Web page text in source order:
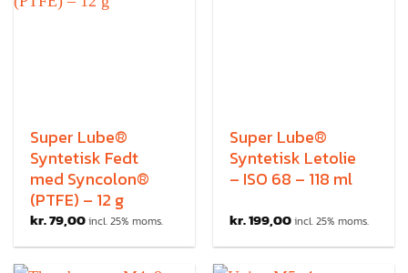
Super Lube®
Syntetisk Fedt
med Syncolon®
(PTFE) – 12 g
kr.79,00incl. 25% moms.
Super Lube®
Syntetisk Letolie
– ISO 68 – 118 ml
kr.199,00incl. 25% moms.